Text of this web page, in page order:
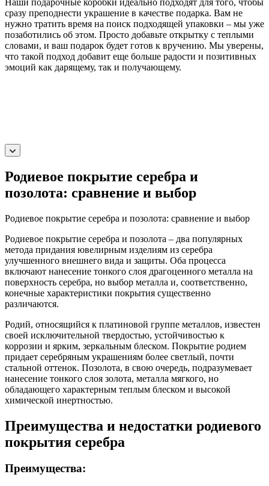
сразу преподнести украшение в качестве подарка. Вам не
нужно тратить время на поиск подходящей упаковки – мы уже
позаботились об этом. Просто добавьте открытку с теплыми
словами, и ваш подарок будет готов к вручению. Мы уверены,
что такой подход добавит еще больше радости и позитивных
эмоций как дарящему, так и получающему.
Родиевое покрытие серебра и
позолота: сравнение и выбор
Родиевое покрытие серебра и позолота: сравнение и выбор
Родиевое покрытие серебра и позолота – два популярных
метода придания ювелирным изделиям из серебра
улучшенного внешнего вида и защиты. Оба процесса
включают нанесение тонкого слоя драгоценного металла на
поверхность серебра, но выбор металла и, соответственно,
конечные характеристики покрытия существенно
различаются.
Родий, относящийся к платиновой группе металлов, известен
своей исключительной твердостью, устойчивостью к
коррозии и ярким, зеркальным блеском. Покрытие родием
придает серебряным украшениям более светлый, почти
стальной оттенок. Позолота, в свою очередь, подразумевает
нанесение тонкого слоя золота, металла мягкого, но
обладающего характерным теплым блеском и высокой
химической инертностью.
Преимущества и недостатки родиевого
покрытия серебра
Преимущества: